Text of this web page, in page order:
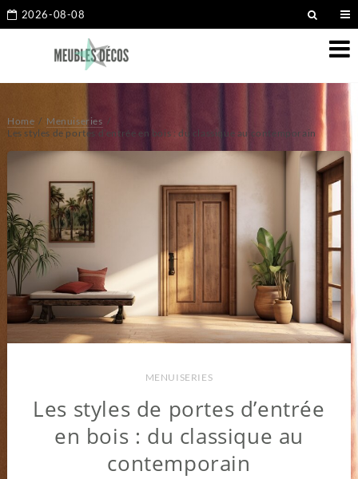
2026-08-08
Home
Menuiseries
Les styles de portes d’entrée en bois : du classique au contemporain
MENUISERIES
Les styles de portes d’entrée
en bois : du classique au
contemporain